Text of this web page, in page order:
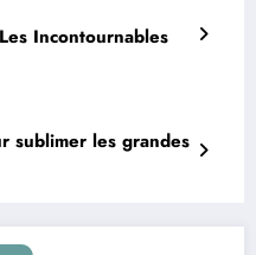
Incontournables
sublimer les grandes